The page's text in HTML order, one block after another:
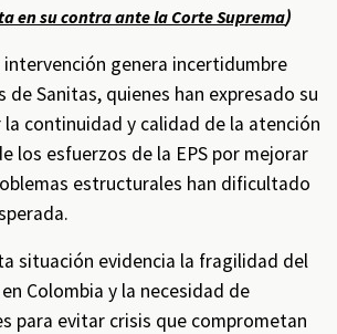
en su contra ante la Corte Suprema)
genera incertidumbre
Sanitas, quienes han expresado su
continuidad y calidad de la atención
los esfuerzos de la EPS por mejorar
estructurales han dificultado
situación evidencia la fragilidad del
Colombia y la necesidad de
para evitar crisis que comprometan